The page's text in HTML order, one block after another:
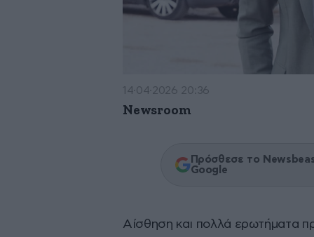
14·04·2026 20:36
Newsroom
Πρόσθεσε το
Google
Αίσθηση και πολλά ερωτήματα